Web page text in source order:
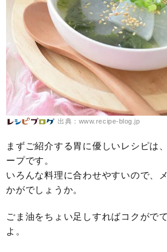
出典：www.recipe-blog.jp
まずご紹介する胃に優しいレシピは
ープです。
いろんな料理に合わせやすいので、
かがでしょうか。
ごま油をちょい足しすればコクがで
よ。